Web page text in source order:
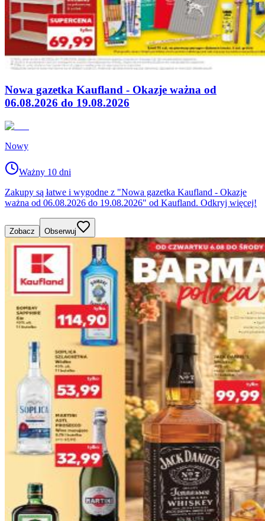
Nowa gazetka Kaufland - Okazje ważna od
06.08.2026 do 19.08.2026
Nowy
Ważny 10 dni
Zakupy są łatwe i wygodne z "Nowa gazetka Kaufland - Okazje
ważna od 06.08.2026 do 19.08.2026" od Kaufland. Odkryj więcej!
Zobacz Obserwuj